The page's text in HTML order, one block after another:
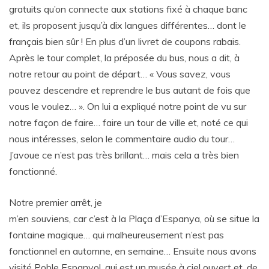
gratuits qu’on connecte aux stations fixé à chaque banc
et, ils proposent jusqu’à dix langues différentes… dont le
français bien sûr ! En plus d’un livret de coupons rabais.
Après le tour complet, la préposée du bus, nous a dit, à
notre retour au point de départ… « Vous savez, vous
pouvez descendre et reprendre le bus autant de fois que
vous le voulez… ». On lui a expliqué notre point de vu sur
notre façon de faire… faire un tour de ville et, noté ce qui
nous intéresses, selon le commentaire audio du tour…
J’avoue ce n’est pas très brillant… mais cela a très bien
fonctionné.
Notre premier arrêt, je
m’en souviens, car c’est à la Plaça d’Espanya, où se situe la
fontaine magique… qui malheureusement n’est pas
fonctionnel en automne, en semaine… Ensuite nous avons